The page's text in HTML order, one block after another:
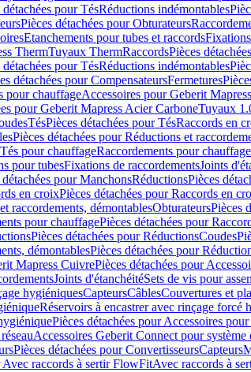
détachées pour TésRéductions indémontables
Pièces détachées pour Obturateurs
Etanchements pour tubes et raccords
ThermTuyaux ThermRaccordsPièces
détachées pour TésRéductions indémontables
détachées pour CompensateursFermetures
pour chauffageAccessoires pour Geberit
pour Geberit Mapress Acier CarboneTuyaux
TésPièces détachées pour TésRaccords en
Pièces détachées pour Réductions et
pour chauffageRaccordements pour chauffage
pour tubesFixations de raccordementsJoints
détachées pour ManchonsRéductionsPièces
en croixPièces détachées pour Raccords en
raccordements, démontablesObturateursPièces
pour chauffagePièces détachées pour
Pièces détachées pour RéductionsCoudes
démontablesPièces détachées pour
Mapress CuivrePièces détachées pour
Joints d'étanchéitéSets de vis pour
hygiéniquesCapteursCâblesCouvertures et
Réservoirs à encastrer avec rinçage forcé
Pièces détachées pour Accessoires
Accessoires Geberit Connect pour
Pièces détachées pour ConvertisseursCapteurs
Avec raccords à sertir FlowFitAvec raccords à